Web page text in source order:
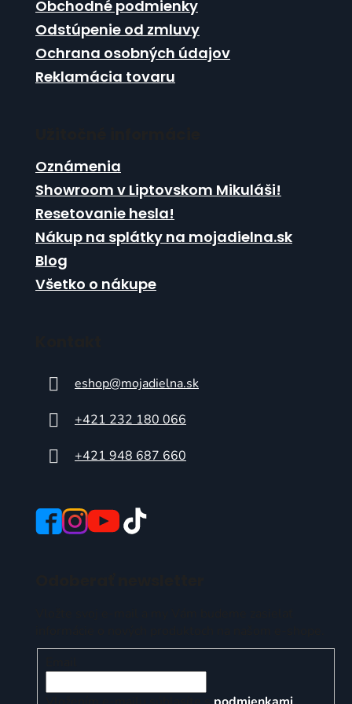
y
v
ý
i
Obchodné podmienky
Odstúpenie od zmluvy
Ochrana osobných údajov
Reklamácia tovaru
Oznámenia
Showroom v Liptovskom Mikuláši!
Resetovanie hesla!
Nákup na splátky na mojadielna.sk
Blog
Všetko o nákupe
eshop@mojadielna.sk
+421 232 180 066
+421 948 687 660